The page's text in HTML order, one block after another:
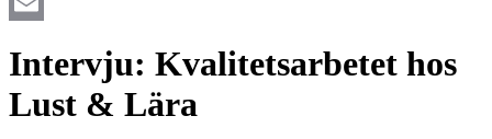
Intervju: Kvalitetsarbetet hos
Lust & Lära